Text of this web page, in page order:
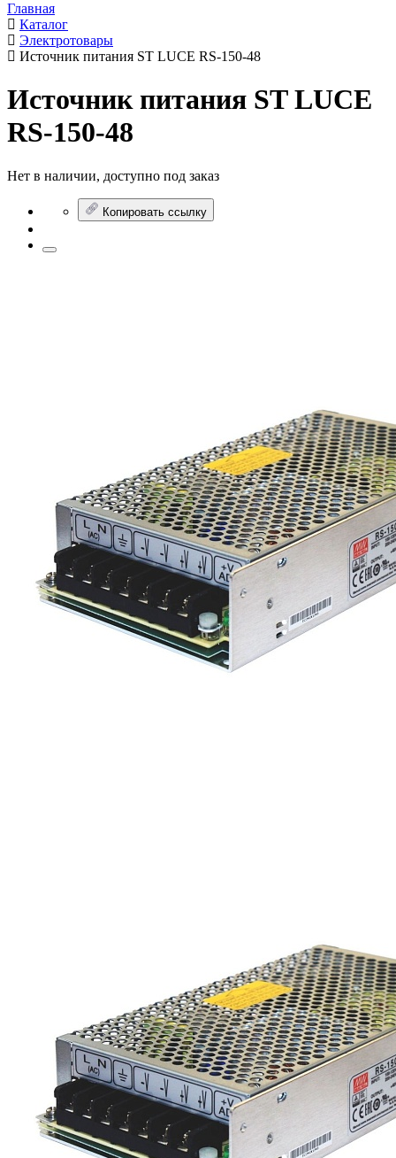
Главная
Каталог
Электротовары
Источник питания ST LUCE RS-150-48
Источник питания ST LUCE
RS-150-48
Нет в наличии, доступно под заказ
Копировать ссылку